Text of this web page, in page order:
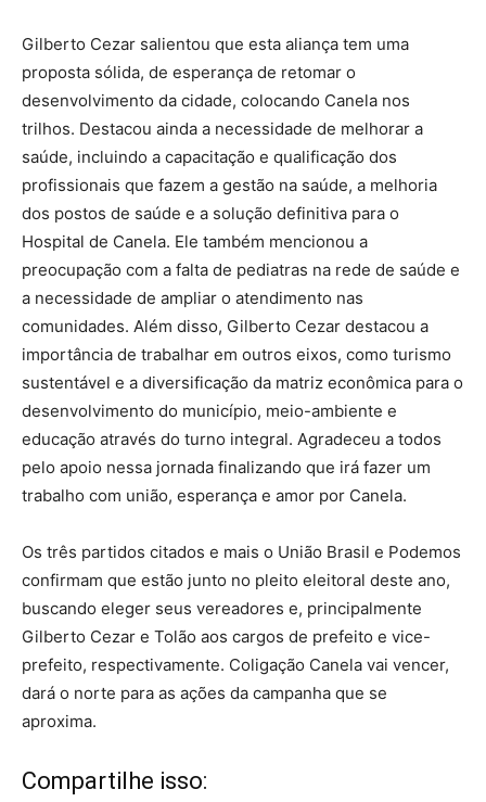
Gilberto Cezar salientou que esta aliança tem uma
proposta sólida, de esperança de retomar o
desenvolvimento da cidade, colocando Canela nos
trilhos. Destacou ainda a necessidade de melhorar a
saúde, incluindo a capacitação e qualificação dos
profissionais que fazem a gestão na saúde, a melhoria
dos postos de saúde e a solução definitiva para o
Hospital de Canela. Ele também mencionou a
preocupação com a falta de pediatras na rede de saúde e
a necessidade de ampliar o atendimento nas
comunidades. Além disso, Gilberto Cezar destacou a
importância de trabalhar em outros eixos, como turismo
sustentável e a diversificação da matriz econômica para o
desenvolvimento do município, meio-ambiente e
educação através do turno integral. Agradeceu a todos
pelo apoio nessa jornada finalizando que irá fazer um
trabalho com união, esperança e amor por Canela.
Os três partidos citados e mais o União Brasil e Podemos
confirmam que estão junto no pleito eleitoral deste ano,
buscando eleger seus vereadores e, principalmente
Gilberto Cezar e Tolão aos cargos de prefeito e vice-
prefeito, respectivamente. Coligação Canela vai vencer,
dará o norte para as ações da campanha que se
aproxima.
Compartilhe isso: